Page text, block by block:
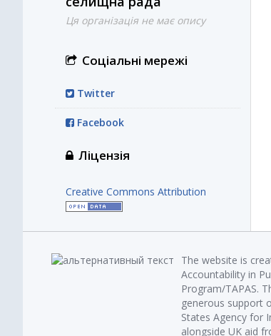
Ця організація не має опису
Соціальні мережі
Twitter
Facebook
Ліцензія
Creative Commons Attribution
The website is
Accountability in
Program/TAPAS.
generous support
States Agency for
alongside UK aid